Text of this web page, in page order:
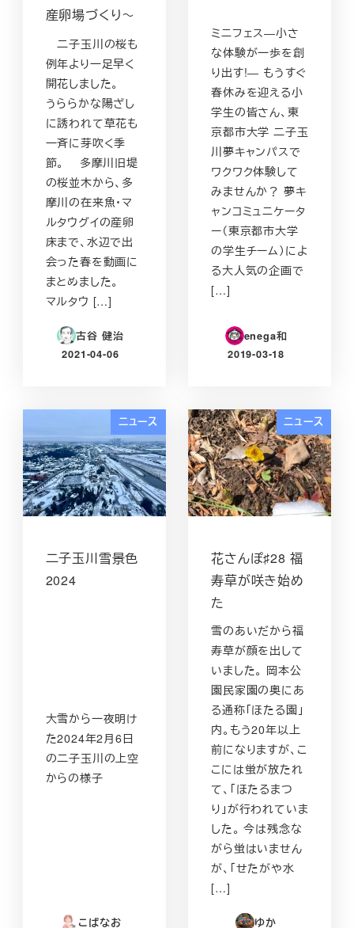
産卵場づくり～
二子玉川の桜も
例年より一足早く
開花しました。
うららかな陽ざし
に誘われて草花も
一斉に芽吹く季
節。 多摩川旧堤
の桜並木から、多
摩川の在来魚・マ
ルタウグイの産卵
床まで、水辺で出
会った春を動画に
まとめました。
マルタウ […]
古谷 健治
投稿日
2021-04-06
ミニフェス―小さ
な体験が一歩を創
り出す!― もうすぐ
春休みを迎える小
学生の皆さん、東
京都市大学 二子玉
川夢キャンパスで
ワクワク体験して
みませんか？ 夢キ
ャンコミュニケータ
ー（東京都市大学
の学生チーム）によ
る大人気の企画で
[…]
enega和
投稿日
2019-03-18
ニュース
二子玉川雪景色
2024
大雪から一夜明け
た2024年2月6日
の二子玉川の上空
からの様子
こばなお
ニュース
花さんぽ♯28 福
寿草が咲き始め
た
雪のあいだから福
寿草が顔を出して
いました。 岡本公
園民家園の奥にあ
る通称「ほたる園」
内。もう20年以上
前になりますが、こ
こには蛍が放たれ
て、「ほたるまつ
り」が行われていま
した。 今は残念な
がら蛍はいません
が、「せたがや水
[…]
ゆか